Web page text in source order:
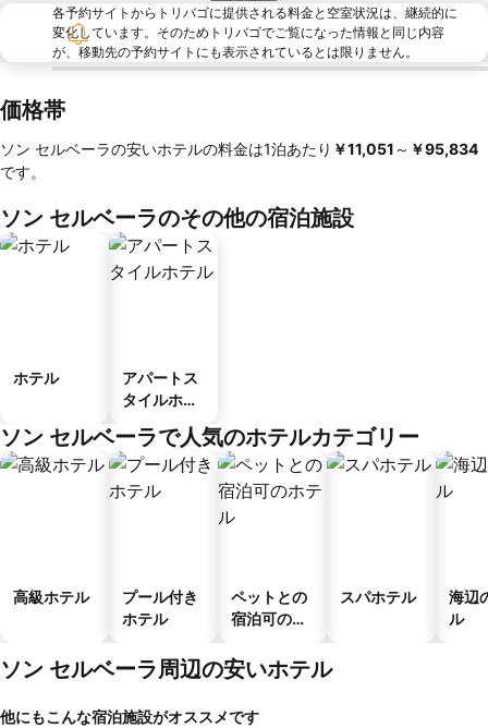
各予約サイトからトリバゴに提供される料金と空室状況は、継続的に
変化しています。そのためトリバゴでご覧になった情報と同じ内容
が、移動先の予約サイトにも表示されているとは限りません。
価格帯
ソン セルベーラの安いホテルの料金は1泊あたり ‎￥11,051 ～ ‎￥95,834
です。
ソン セルベーラのその他の宿泊施設
ホテル
アパートス
タイルホテ
ソン セルベーラで人気のホテルカテゴリー
高級ホテル
プール付き
ホテル
ペットとの
宿泊可のホ
スパホテル
海辺
ル
ソン セルベーラ周辺の安いホテル
他にもこんな宿泊施設がオススメです